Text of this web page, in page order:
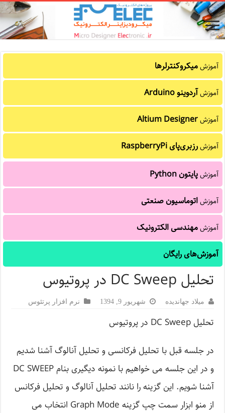
آموزشمیکروکنترلرها
آموزشآردوینو Arduino
آموزشAltium Designer
آموزشرزبری‌پای RaspberryPi
آموزشپایتون Python
آموزشاتوماسیون صنعتی
آموزشمهندسی الکترونیک
آموزش‌های رایگان
تحلیل DC Sweep در پروتیوس
میلاد جهاندیده شهریور 9, 1394 نرم افزار پرتئوس
تحلیل DC Sweep در پروتیوس
در جلسه قبل با تحلیل فرکانسی و تحلیل آنالوگ آشنا شدیم
و در این جلسه می خواهیم با نمونه دیگیری بنام DC SWEEP
آشنا شویم. این گزینه را نانند تحلیل آنالوگ و تحلیل فرکانس
از منو ابزار سمت چپ گزینه Graph Mode انتخاب می